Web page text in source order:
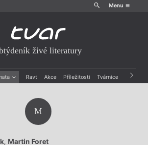
Menu
živé literatury
Ravt Akce Příležitosti Tvárnice Archiv
M
, Martin Foret